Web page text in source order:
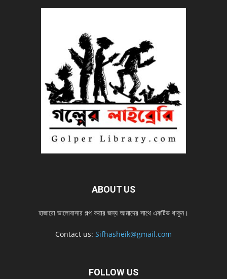
ABOUT US
হাজারো ভালোবাসার গল্প করার জন্য আমাদের সাথে একটিভ থাকুন।
Contact us: Sifhasheik@gmail.com
FOLLOW US